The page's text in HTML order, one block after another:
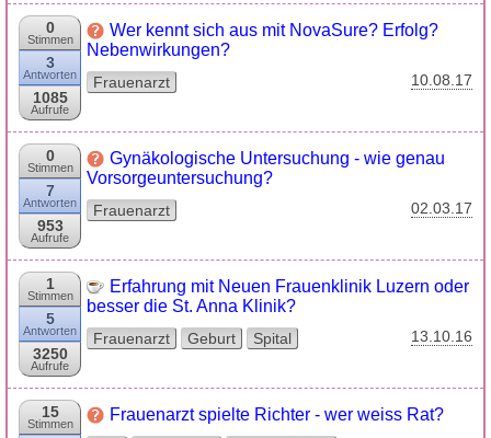
0
Stimmen
3
Antworten
1085
Aufrufe
Wer kennt sich aus mit NovaSure? Erfolg?
Nebenwirkungen?
Frauenarzt 10.08.17
0
Stimmen
7
Antworten
953
Aufrufe
Gynäkologische Untersuchung - wie genau
Vorsorgeuntersuchung?
Frauenarzt 02.03.17
1
Stimmen
5
Antworten
3250
Aufrufe
Erfahrung mit Neuen Frauenklinik Luzern oder
besser die St. Anna Klinik?
Frauenarzt Geburt Spital 13.10.16
15
Stimmen Frauenarzt spielte Richter - wer weiss Rat?